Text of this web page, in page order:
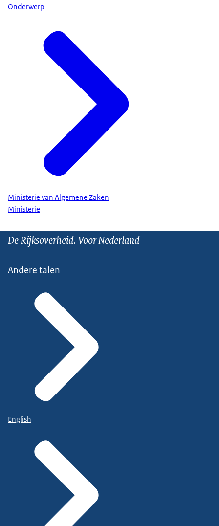
Onderwerp
Ministerie van Algemene Zaken
Ministerie
De Rijksoverheid. Voor Nederland
Andere talen
English